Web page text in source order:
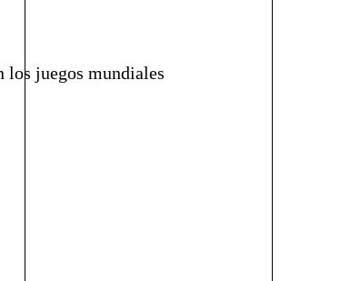
los juegos mundiales